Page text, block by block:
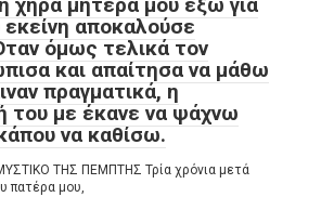
αποκαλούσε
όμως τελικά τον
και απαίτησα να μάθω
πραγματικά, η
του με έκανε να ψάχνω
να καθίσω.
ΤΗΣ ΠΕΜΠΤΗΣ Τρία χρόνια μετά
πατέρα μου,